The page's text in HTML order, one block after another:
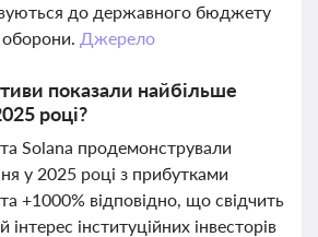
до державного бюджету
Джерело
показали найбільше
році?
Solana продемонстрували
у 2025 році з прибутками
+1000% відповідно, що свідчить
інституційних інвесторів